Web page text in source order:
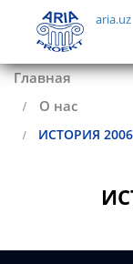
aria.uz
Главная
О нас
ИСТОРИЯ